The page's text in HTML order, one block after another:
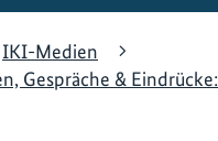
IKI-Medien
Gespräche &